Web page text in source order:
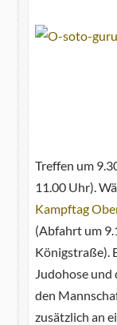
Treffen um
11.00 Uhr).
Kampftag
(Abfahrt um
Königstraße).
Judohose
den
zusätzlich an